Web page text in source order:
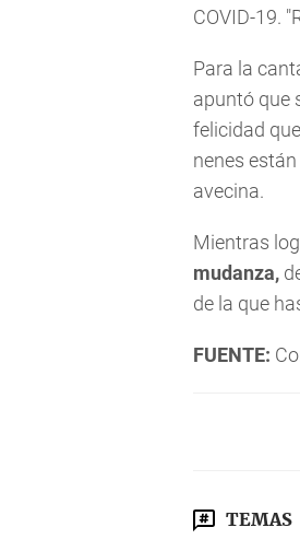
COVID-19.
Para la
apuntó que
felicidad
nenes
avecina.
Mientras
mudanza,
de la que
FUENTE:
TEMAS